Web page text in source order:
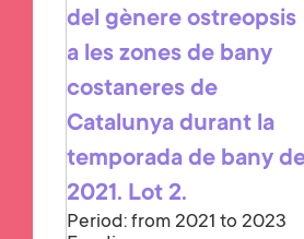
del gènere ostreopsis
a les zones de bany
costaneres de
Catalunya durant la
temporada de bany
2021. Lot 2.
Period: from 2021 to 2023